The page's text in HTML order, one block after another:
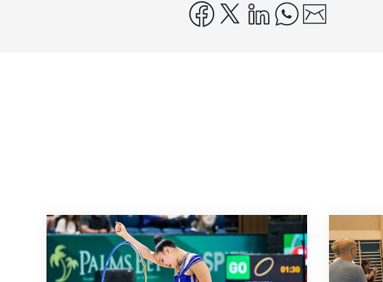
facebook
x linkedinwhatsapp
Nächster Halt: Weltmeisterschaft Mit